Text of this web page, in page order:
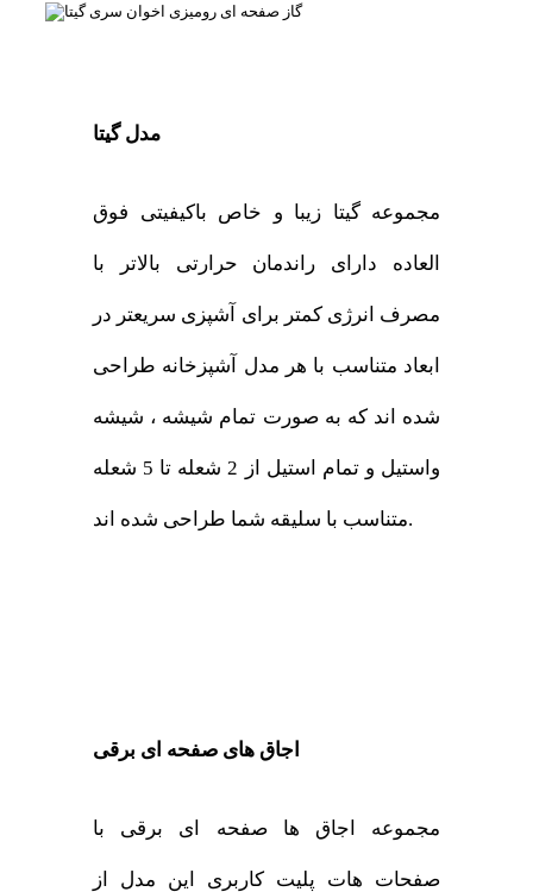
مدل گیتا
مجموعه گیتا زیبا و خاص باکیفیتی فوق
العاده دارای راندمان حرارتی بالاتر با
مصرف انرژی کمتر برای آشپزی سریعتر در
ابعاد متناسب با هر مدل آشپزخانه طراحی
شده اند که به صورت تمام شیشه ، شیشه
واستیل و تمام استیل از 2 شعله تا 5 شعله
متناسب با سلیقه شما طراحی شده اند.
اجاق های صفحه ای برقی
مجموعه اجاق ها صفحه ای برقی با
صفحات هات پلیت کاربری این مدل از